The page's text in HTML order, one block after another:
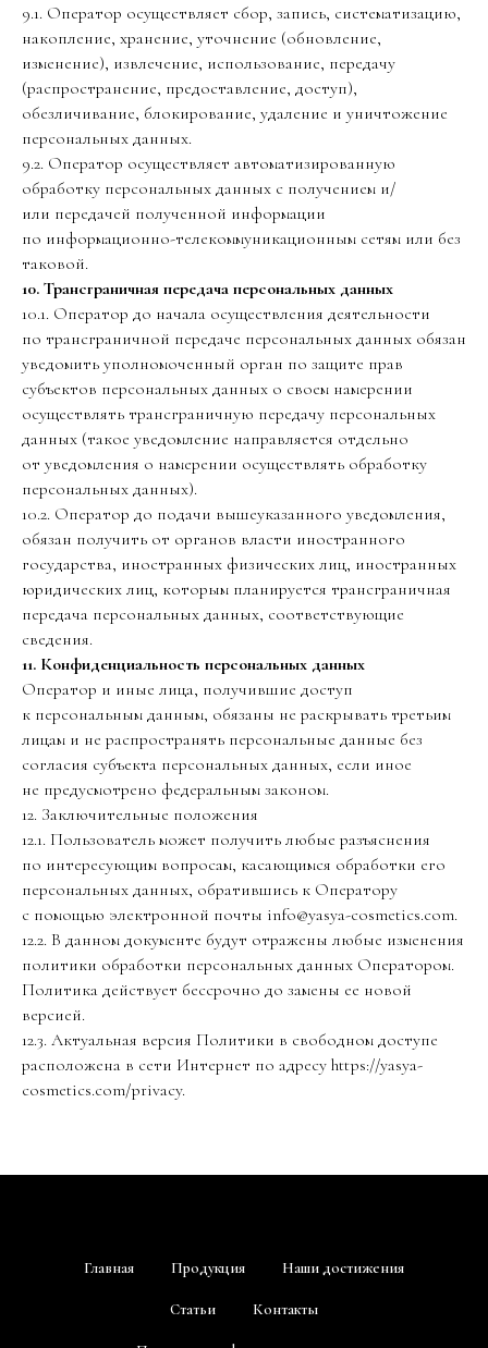
9.1. Оператор осуществляет сбор, запись, систематизацию,
накопление, хранение, уточнение (обновление,
изменение), извлечение, использование, передачу
(распространение, предоставление, доступ),
обезличивание, блокирование, удаление и уничтожение
персональных данных.
9.2. Оператор осуществляет автоматизированную
обработку персональных данных с получением и/
или передачей полученной информации
по информационно-телекоммуникационным сетям или без
таковой.
10. Трансграничная передача персональных данных
10.1. Оператор до начала осуществления деятельности
по трансграничной передаче персональных данных обязан
уведомить уполномоченный орган по защите прав
субъектов персональных данных о своем намерении
осуществлять трансграничную передачу персональных
данных (такое уведомление направляется отдельно
от уведомления о намерении осуществлять обработку
персональных данных).
10.2. Оператор до подачи вышеуказанного уведомления,
обязан получить от органов власти иностранного
государства, иностранных физических лиц, иностранных
юридических лиц, которым планируется трансграничная
передача персональных данных, соответствующие
сведения.
11. Конфиденциальность персональных данных
Оператор и иные лица, получившие доступ
к персональным данным, обязаны не раскрывать третьим
лицам и не распространять персональные данные без
согласия субъекта персональных данных, если иное
не предусмотрено федеральным законом.
12. Заключительные положения
12.1. Пользователь может получить любые разъяснения
по интересующим вопросам, касающимся обработки его
персональных данных, обратившись к Оператору
с помощью электронной почты info@yasya-cosmetics.com.
12.2. В данном документе будут отражены любые изменения
политики обработки персональных данных Оператором.
Политика действует бессрочно до замены ее новой
версией.
12.3. Актуальная версия Политики в свободном доступе
расположена в сети Интернет по адресу https://yasya-
cosmetics.com/privacy.
Главная Продукция Наши достижения
Статьи Контакты